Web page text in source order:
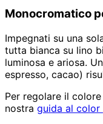
Monocromatico
Impegnati su una
tutta bianca su lino
luminosa e ariosa.
espresso, cacao)
Per regolare il
nostra guida al